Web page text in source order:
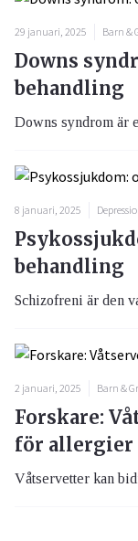
29 januari, 2025 Barn &
Downs
behandling
Downs syndrom är
8 januari, 2025
behandling
Schizofreni är den
2 januari, 2025 Barn &
Forskare:
för allergier
Våtservetter kan